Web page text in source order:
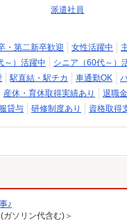
派遣社員
・第二新卒歓迎 女性活躍中
～）活躍中 シニア（60代～）
駅直結・駅チカ 車通勤OK
産休・育休取得実績あり
退職
貸与 研修制度あり 資格取得
♪
ソリン代含む)＞